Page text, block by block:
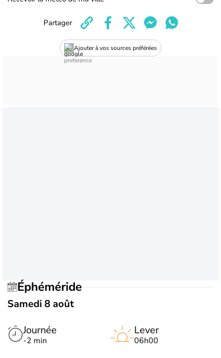
Ajouter à vos sources préférées
Partager
Éphéméride
Samedi 8 août
Journée
-2 min
Lever
06h00